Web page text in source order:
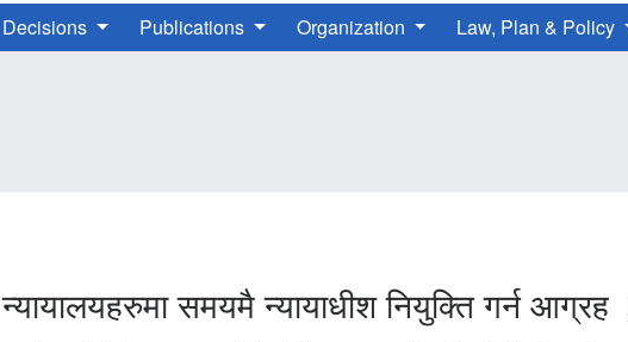
Decisions Publications Organization Law, Plan & Policy
न्यायालयहरुमा समयमै न्यायाधीश नियुक्ति गर्न